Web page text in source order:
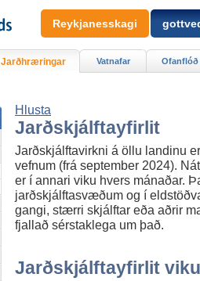
Hlusta
Jarðskjálftayfirlit
Jarðskjálftavirkni á öllu landinu
vefnum (frá september 2024).
er í annari viku hvers mánaðar.
jarðskjálftasvæðum og í
gangi, stærri skjálftar eða aðrir
fjallað sérstaklega um það.
Jarðskjálftayfirlit
Jarðhræringar Vatnafar Ofanflóð
Reykjanesskagi